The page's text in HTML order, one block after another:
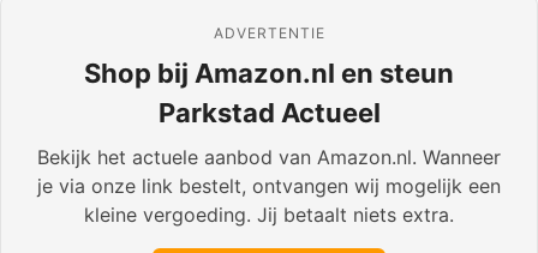
ADVERTENTIE
Shop bij Amazon.nl en steun
Parkstad Actueel
Bekijk het actuele aanbod van Amazon.nl. Wanneer
je via onze link bestelt, ontvangen wij mogelijk een
kleine vergoeding. Jij betaalt niets extra.